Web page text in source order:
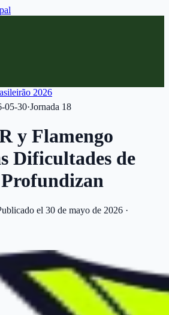
2026
05-30·Jornada 18
y Flamengo
Dificultades de
el 30 de mayo de 2026 ·